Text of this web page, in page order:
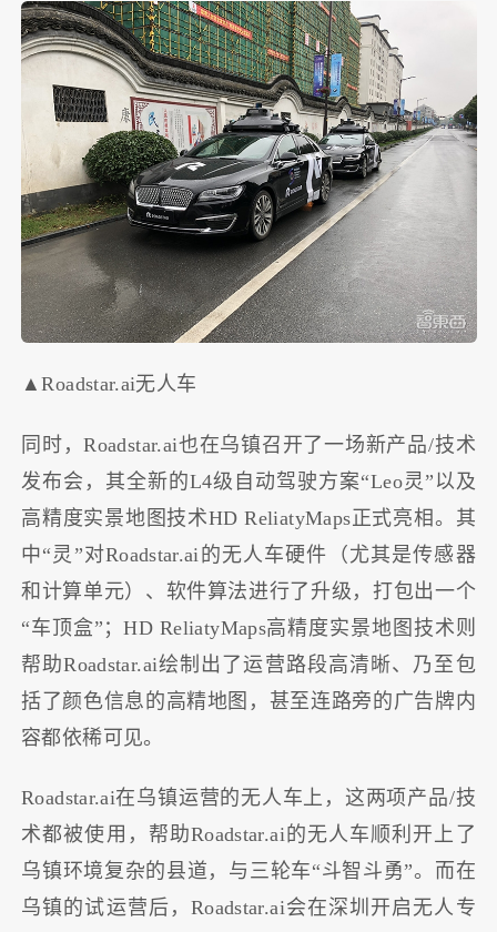
▲Roadstar.ai无人车
同时，Roadstar.ai也在乌镇召开了一场新产品/技术
发布会，其全新的L4级自动驾驶方案“Leo灵”以及
高精度实景地图技术HD ReliatyMaps正式亮相。其
中“灵”对Roadstar.ai的无人车硬件（尤其是传感器
和计算单元）、软件算法进行了升级，打包出一个
“车顶盒”；HD ReliatyMaps高精度实景地图技术则
帮助Roadstar.ai绘制出了运营路段高清晰、乃至包
括了颜色信息的高精地图，甚至连路旁的广告牌内
容都依稀可见。
Roadstar.ai在乌镇运营的无人车上，这两项产品/技
术都被使用，帮助Roadstar.ai的无人车顺利开上了
乌镇环境复杂的县道，与三轮车“斗智斗勇”。而在
乌镇的试运营后，Roadstar.ai会在深圳开启无人专